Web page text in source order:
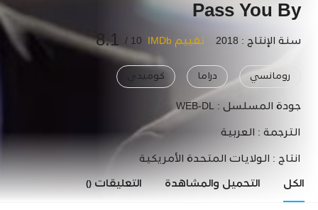
Pass You By
سنة الإنتاج : 2018 تقييم IMDb 10 /
8.1
رومانسي دراما كوميدي
جودة المسلسل : WEB-DL
الترجمة : العربية
انتاج : الولايات المتحدة الأمريكية
الكل التحميل والمشاهدة التعليقات ()